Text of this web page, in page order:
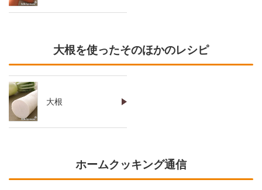
大根を使ったそのほかのレシピ
大根
ホームクッキング通信